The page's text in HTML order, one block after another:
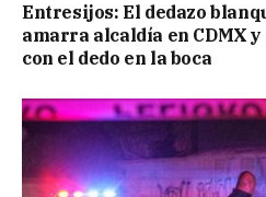
Entresijos: El dedazo
amarra alcaldía en CDMX
con el dedo en la boca